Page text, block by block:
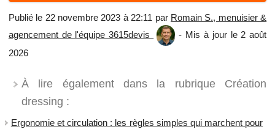
Publié le 22 novembre 2023 à 22:11 par Romain S., menuisier &
agencement de l'équipe 3615devis
- Mis à jour le 2 août
2026
À lire également dans la rubrique Création
dressing :
Ergonomie et circulation : les règles simples qui marchent pour